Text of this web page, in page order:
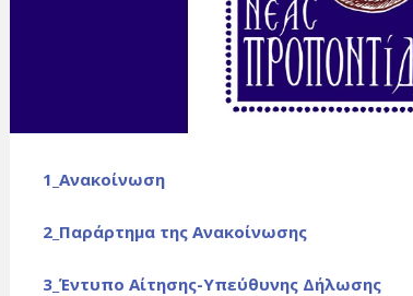
1_Ανακοίνωση
2_Παράρτημα της Ανακοίνωσης
3_Έντυπο Αίτησης-Υπεύθυνης Δήλωσης